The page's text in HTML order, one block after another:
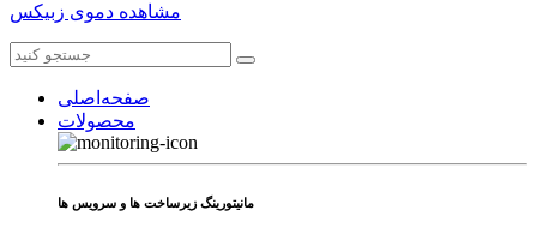
مشاهده دموی زبیکس
صفحه‌اصلی
محصولات
مانیتورینگ زیرساخت ها و سرویس ها